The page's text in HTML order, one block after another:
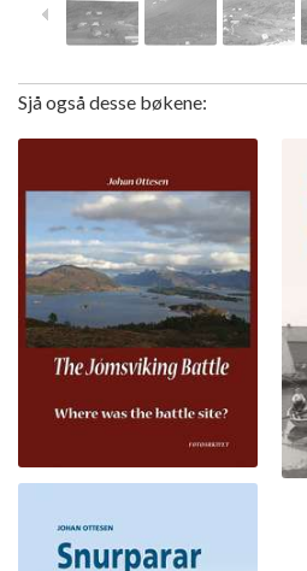
Sjå også desse bøkene: